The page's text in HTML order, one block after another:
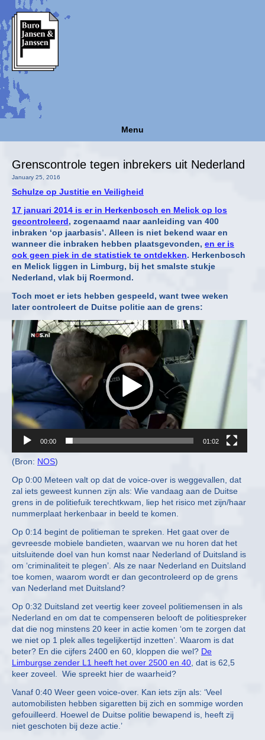
Menu
Grenscontrole tegen inbrekers uit Nederland
January 25, 2016
Schulze op Justitie en Veiligheid
17 januari 2014 is er in Herkenbosch en Melick op los
gecontroleerd, zogenaamd naar aanleiding van 400
inbraken ‘op jaarbasis’. Alleen is niet bekend waar en
wanneer die inbraken hebben plaatsgevonden, en er is
ook geen piek in de statistiek te ontdekken. Herkenbosch
en Melick liggen in Limburg, bij het smalste stukje
Nederland, vlak bij Roermond.
Toch moet er iets hebben gespeeld, want twee weken
later controleert de Duitse politie aan de grens:
Video
Player
00:00 01:02
(Bron: NOS)
Op 0:00 Meteen valt op dat de voice-over is weggevallen, dat
zal iets geweest kunnen zijn als: Wie vandaag aan de Duitse
grens in de politiefuik terechtkwam, liep het risico met zijn/haar
nummerplaat herkenbaar in beeld te komen.
Op 0:14 begint de politieman te spreken. Het gaat over de
gevreesde mobiele bandieten, waarvan we nu horen dat het
uitsluitende doel van hun komst naar Nederland of Duitsland is
om ‘criminaliteit te plegen’. Als ze naar Nederland en Duitsland
toe komen, waarom wordt er dan gecontroleerd op de grens
van Nederland met Duitsland?
Op 0:32 Duitsland zet veertig keer zoveel politiemensen in als
Nederland en om dat te compenseren belooft de politiespreker
dat die nog minstens 20 keer in actie komen ‘om te zorgen dat
we niet op 1 plek alles tegelijkertijd inzetten’. Waarom is dat
beter? En die cijfers 2400 en 60, kloppen die wel? De
Limburgse zender L1 heeft het over 2500 en 40 , dat is 62,5
keer zoveel. Wie spreekt hier de waarheid?
Vanaf 0:40 Weer geen voice-over. Kan iets zijn als: ‘Veel
automobilisten hebben sigaretten bij zich en sommige worden
gefouilleerd. Hoewel de Duitse politie bewapend is, heeft zij
niet geschoten bij deze actie.’